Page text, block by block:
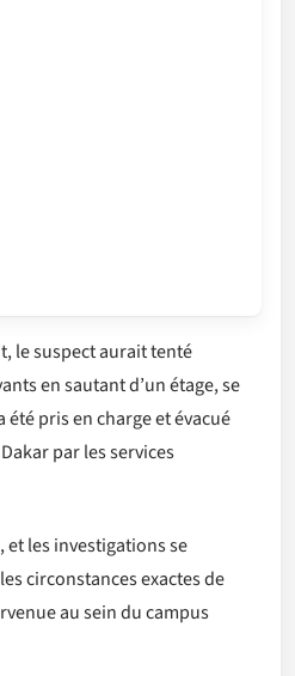
le suspect aurait tenté
en sautant d’un étage, se
été pris en charge et évacué
par les services
et les investigations se
circonstances exactes de
au sein du campus